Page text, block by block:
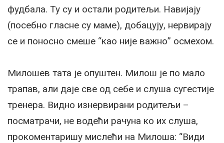
фудбала. Ту су и остали родитељи. Навијају
(посебно гласне су маме), добацују, нервирају
се и поносно смеше “као није важно” осмехом.
Милошев тата је опуштен. Милош је по мало
трапав, али даје све од себе и слуша сугестије
тренера. Видно изнервирани родитељи –
посматрачи, не водећи рачуна ко их слуша,
прокоментаришу мислећи на Милоша: “Види